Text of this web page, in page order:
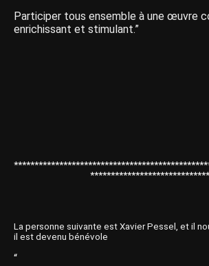
Participer tous ensemble à une œuvre
enrichissant et stimulant.”
La personne suivante est Xavier Pessel, et il
il est devenu bénévole
“